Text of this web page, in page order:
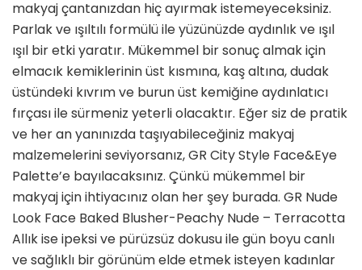
makyaj çantanızdan hiç ayırmak istemeyeceksiniz.
Parlak ve ışıltılı formülü ile yüzünüzde aydınlık ve ışıl
ışıl bir etki yaratır. Mükemmel bir sonuç almak için
elmacık kemiklerinin üst kısmına, kaş altına, dudak
üstündeki kıvrım ve burun üst kemiğine aydınlatıcı
fırçası ile sürmeniz yeterli olacaktır. Eğer siz de pratik
ve her an yanınızda taşıyabileceğiniz makyaj
malzemelerini seviyorsanız, GR City Style Face&Eye
Palette’e bayılacaksınız. Çünkü mükemmel bir
makyaj için ihtiyacınız olan her şey burada. GR Nude
Look Face Baked Blusher-Peachy Nude – Terracotta
Allık ise ipeksi ve pürüzsüz dokusu ile gün boyu canlı
ve sağlıklı bir görünüm elde etmek isteyen kadınlar